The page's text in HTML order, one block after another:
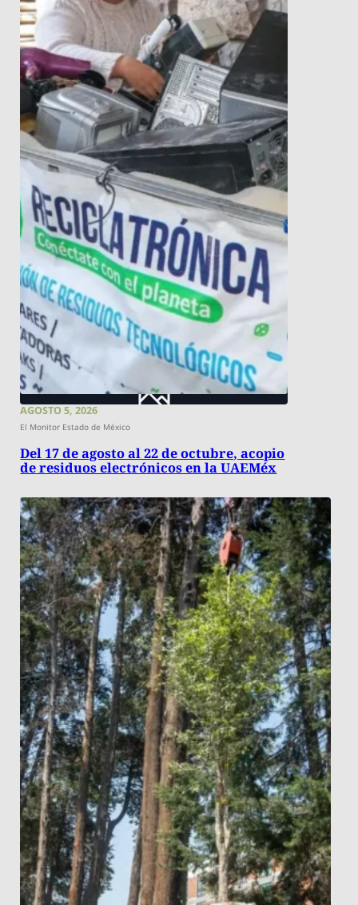
AGOSTO 5, 2026
El Monitor Estado de México
Del 17 de agosto al 22 de octubre, acopio
de residuos electrónicos en la UAEMéx